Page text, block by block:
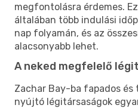
megfontolásra érdemes.
általában több indulási
nap folyamán, és az
alacsonyabb lehet.
A neked megfelelő
Zachar Bay-ba fapados
nyújtó légitársaságok